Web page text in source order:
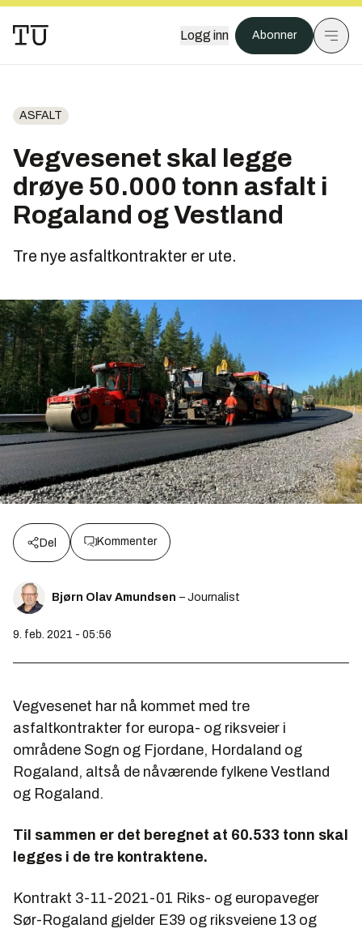
Logg inn Abonner
ASFALT
Vegvesenet skal legge
drøye 50.000 tonn asfalt i
Rogaland og Vestland
Tre nye asfaltkontrakter er ute.
Del Kommenter
Bjørn Olav Amundsen – Journalist
9. feb. 2021 - 05:56
Vegvesenet har nå kommet med tre
asfaltkontrakter for europa- og riksveier i
områdene Sogn og Fjordane, Hordaland og
Rogaland, altså de nåværende fylkene Vestland
og Rogaland.
Til sammen er det beregnet at 60.533 tonn skal
legges i de tre kontraktene.
Kontrakt 3-11-2021-01 Riks- og europaveger
Sør-Rogaland gjelder E39 og riksveiene 13 og